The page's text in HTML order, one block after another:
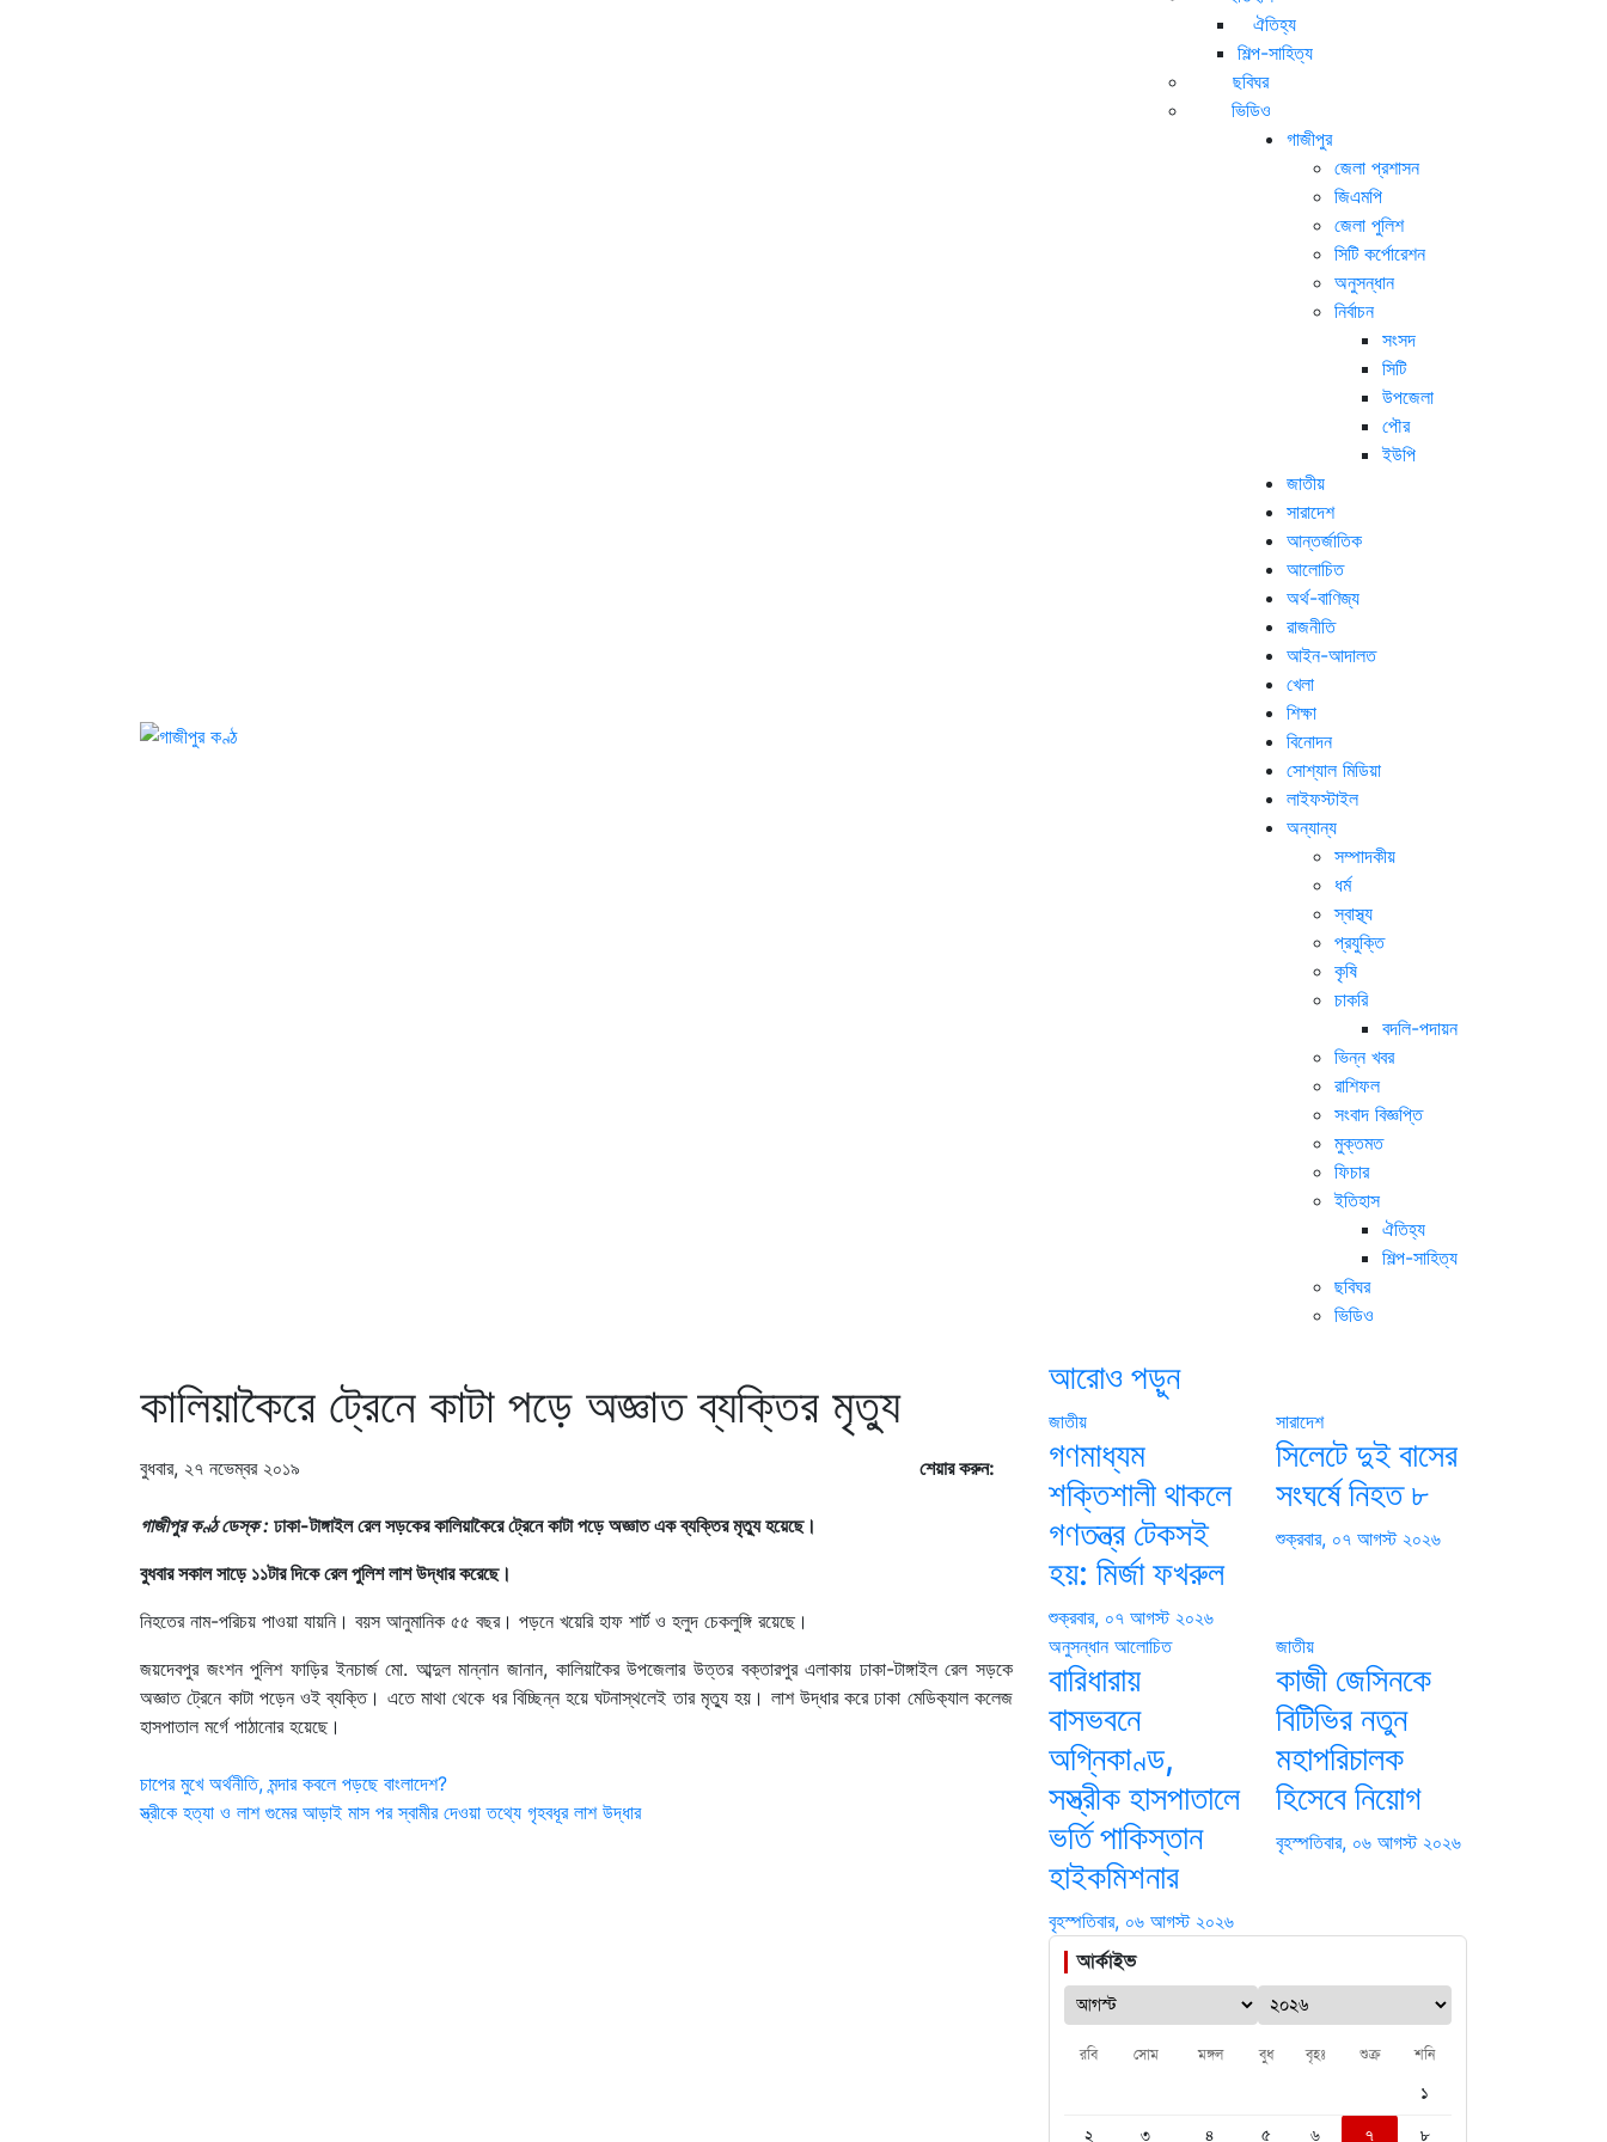
ঐতিহ্য
শিল্প-সাহিত্য
ছবিঘর
ভিডিও
গাজীপুর
জেলা প্রশাসন
জিএমপি
জেলা পুলিশ
সিটি কর্পোরেশন
অনুসন্ধান
নির্বাচন
সংসদ
সিটি
উপজেলা
পৌর
ইউপি
জাতীয়
সারাদেশ
আন্তর্জাতিক
আলোচিত
অর্থ-বাণিজ্য
রাজনীতি
আইন-আদালত
খেলা
শিক্ষা
বিনোদন
সোশ্যাল মিডিয়া
লাইফস্টাইল
অন্যান্য
সম্পাদকীয়
ধর্ম
স্বাস্থ্য
প্রযুক্তি
কৃষি
চাকরি
বদলি-পদায়ন
ভিন্ন খবর
রাশিফল
সংবাদ বিজ্ঞপ্তি
মুক্তমত
ফিচার
ইতিহাস
ঐতিহ্য
শিল্প-সাহিত্য
ছবিঘর
ভিডিও
কালিয়াকৈরে ট্রেনে কাটা পড়ে অজ্ঞাত ব্যক্তির মৃত্যু
বুধবার, ২৭ নভেম্বর ২০১৯ শেয়ার করুন:
গাজীপুর কণ্ঠ ডেস্ক : ঢাকা-টাঙ্গাইল রেল সড়কের কালিয়াকৈরে ট্রেনে কাটা পড়ে অজ্ঞাত এক ব্যক্তির মৃত্যু হয়েছে।
বুধবার সকাল সাড়ে ১১টার দিকে রেল পুলিশ লাশ উদ্ধার করেছে।
নিহতের নাম-পরিচয় পাওয়া যায়নি। বয়স আনুমানিক ৫৫ বছর। পড়নে খয়েরি হাফ শার্ট ও হলুদ চেকলুঙ্গি রয়েছে।
জয়দেবপুর জংশন পুলিশ ফাড়ির ইনচার্জ মো. আব্দুল মান্নান জানান, কালিয়াকৈর উপজেলার উত্তর বক্তারপুর এলাকায় ঢাকা-টাঙ্গাইল রেল সড়কে
অজ্ঞাত ট্রেনে কাটা পড়েন ওই ব্যক্তি। এতে মাথা থেকে ধর বিচ্ছিন্ন হয়ে ঘটনাস্থলেই তার মৃত্যু হয়। লাশ উদ্ধার করে ঢাকা মেডিক‌্যাল কলেজ
হাসপাতাল মর্গে পাঠানোর হয়েছে।
Post
navigation
চাপের মুখে অর্থনীতি, মন্দার কবলে পড়ছে বাংলাদেশ?
স্ত্রীকে হত্যা ও লাশ গুমের আড়াই মাস পর স্বামীর দেওয়া তথ্যে গৃহবধূর লাশ উদ্ধার
আরোও পড়ুন
জাতীয়
গণমাধ্যম
শক্তিশালী থাকলে
গণতন্ত্র টেকসই
হয়: মির্জা ফখরুল
শুক্রবার, ০৭ আগস্ট ২০২৬
সারাদেশ
সিলেটে দুই বাসের
সংঘর্ষে নিহত ৮
শুক্রবার, ০৭ আগস্ট ২০২৬
অনুসন্ধান আলোচিত
বারিধারায়
বাসভবনে
অগ্নিকাণ্ড,
সস্ত্রীক হাসপাতালে
ভর্তি পাকিস্তান
হাইকমিশনার
বৃহস্পতিবার, ০৬ আগস্ট ২০২৬
জাতীয়
কাজী জেসিনকে
বিটিভির নতুন
মহাপরিচালক
হিসেবে নিয়োগ
বৃহস্পতিবার, ০৬ আগস্ট ২০২৬
আর্কাইভ
রবি সোম মঙ্গল বুধ বৃহঃ শুক্র শনি
১
২
৩ ৪ ৫ ৬ ৭ ৮